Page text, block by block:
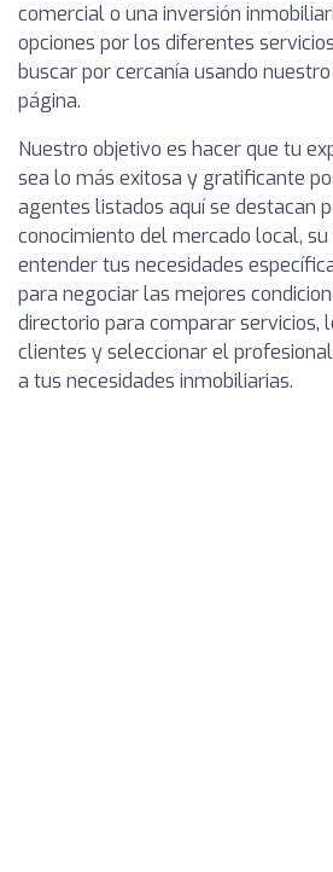
comercial o una inversión
opciones por los diferentes
buscar por cercanía usando
página.
Nuestro objetivo es hacer que tu
sea lo más exitosa y gratificante
agentes listados aquí se destacan
conocimiento del mercado local, su
entender tus necesidades
para negociar las mejores
directorio para comparar servicios,
clientes y seleccionar el
a tus necesidades inmobiliarias.